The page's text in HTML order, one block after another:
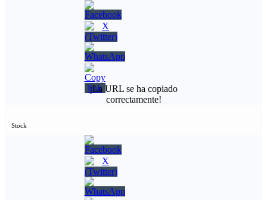
¡La URL se ha copiado
correctamente!
Stock